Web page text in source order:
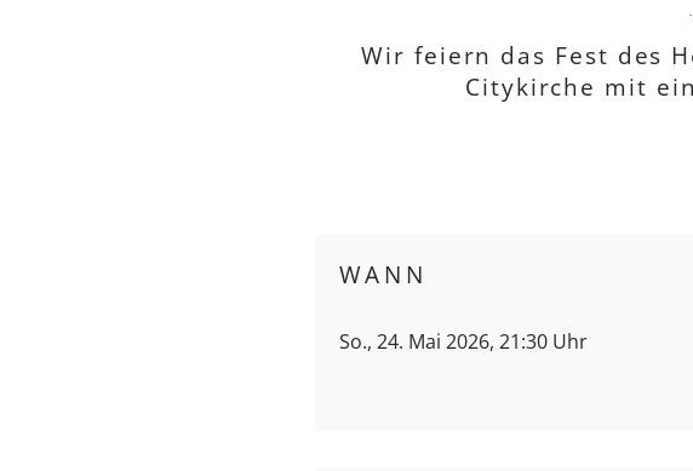
Wir feiern das Fest des
Citykirche mit
WANN
So., 24. Mai 2026, 21:30 Uhr